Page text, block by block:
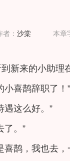
者： 沙棠 本章
到新来的小助
小喜鹊辞职了！”
遇这么好。”
了。”
喜鹊，我也去